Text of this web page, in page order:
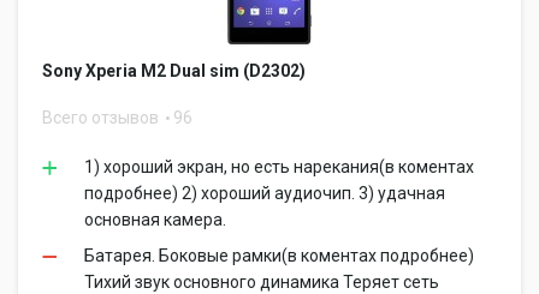
Sony Xperia M2 Dual sim (D2302)
Всего отзывов 96
1) хороший экран, но есть нарекания(в коментах
подробнее) 2) хороший аудиочип. 3) удачная
основная камера.
Батарея. Боковые рамки(в коментах подробнее)
Тихий звук основного динамика Теряет сеть